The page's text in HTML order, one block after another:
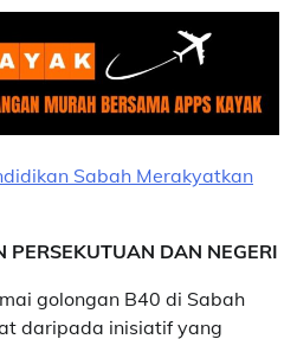
Sabah Merakyatkan
PERSEKUTUAN DAN NEGERI
golongan B40 di Sabah
daripada inisiatif yang